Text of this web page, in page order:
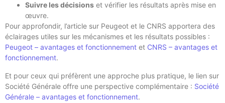
Suivre les décisions et vérifier les résultats après mise en
œuvre.
Pour approfondir, l’article sur Peugeot et le CNRS apportera des
éclairages utiles sur les mécanismes et les résultats possibles :
Peugeot – avantages et fonctionnement et CNRS – avantages et
fonctionnement.
Et pour ceux qui préfèrent une approche plus pratique, le lien sur
Société Générale offre une perspective complémentaire : Société
Générale – avantages et fonctionnement.